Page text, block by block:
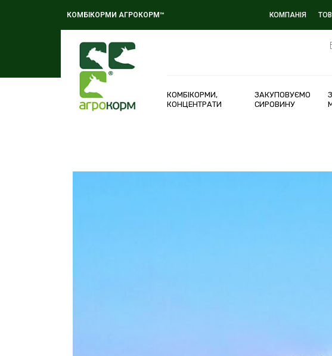
КОМБІКОРМИ АГРОКОРМ™ КОМПАНІЯ
КОМБІКОРМИ,
КОНЦЕНТРАТИ
ЗАКУПОВУЄМО
СИРОВИНУ